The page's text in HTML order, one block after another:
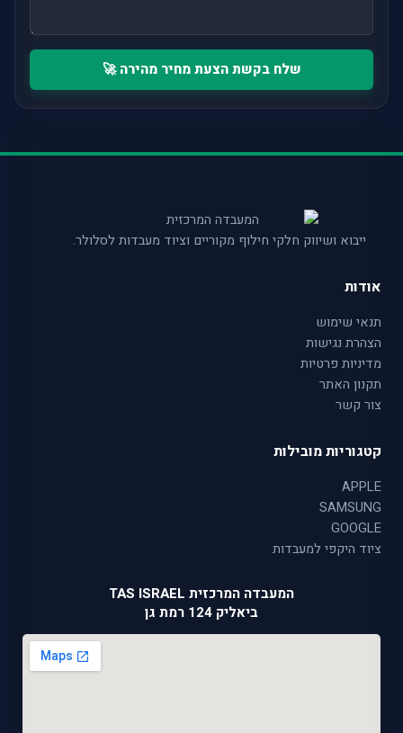
שלח בקשת הצעת מחיר מהירה 🚀
ייבוא ושיווק חלקי חילוף מקוריים וציוד מעבדות לסלולר.
אודות
תנאי שימוש
הצהרת נגישות
מדיניות פרטיות
תקנון האתר
צור קשר
קטגוריות מובילות
APPLE
SAMSUNG
GOOGLE
ציוד היקפי למעבדות
המעבדה המרכזית TAS ISRAEL
ביאליק 124 רמת גן